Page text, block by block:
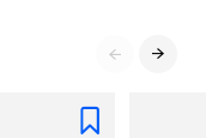
 
